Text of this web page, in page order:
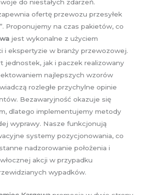
do niestałych zdarzeń.
ofertę przewozu przesyłek
Proponujemy na czas pakietów, co
jest wykonalne z użyciem
i ekspertyzie w branży przewozowej.
jednostek, jak i paczek realizowany
najlepszych wzorów
rozległe przychylne opinie
Bezawaryjność okazuje się
dlatego implementujemy metody
wyprawy. Nasze funkcjonują
systemy pozycjonowania, co
nadzorowanie położenia i
akcji w przypadku
wypadków.